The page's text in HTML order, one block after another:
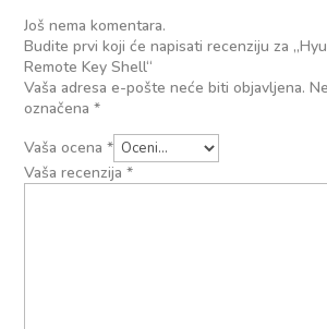
Još nema komentara.
Budite prvi koji će napisati recenziju za
Remote Key Shell“
Vaša adresa e-pošte neće biti objavljena.
označena*
Vaša ocena*
Vaša recenzija*